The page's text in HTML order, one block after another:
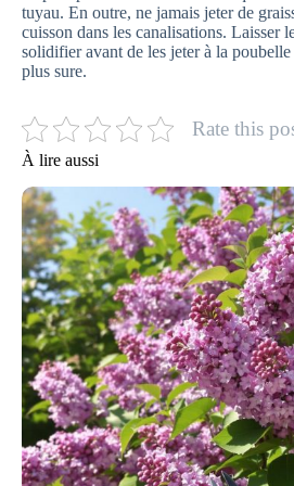
tuyau. En outre, ne jamais jeter de
cuisson dans les canalisations. Laisser
solidifier avant de les jeter à la
plus sure.
Rate this
À lire aussi